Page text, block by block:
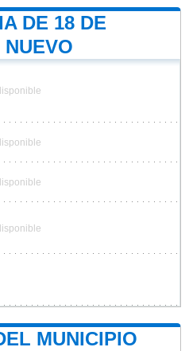
DE 18 DE
MUNICIPIO